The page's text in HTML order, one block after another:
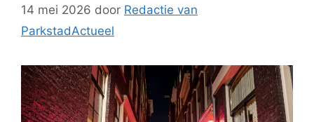
14 mei 2026 door Redactie van
ParkstadActueel